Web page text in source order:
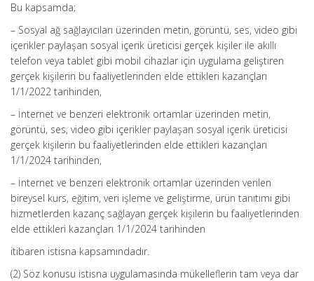
Bu kapsamda;
– Sosyal ağ sağlayıcıları üzerinden metin, görüntü, ses, video gibi
içerikler paylaşan sosyal içerik üreticisi gerçek kişiler ile akıllı
telefon veya tablet gibi mobil cihazlar için uygulama geliştiren
gerçek kişilerin bu faaliyetlerinden elde ettikleri kazançları
1/1/2022 tarihinden,
– İnternet ve benzeri elektronik ortamlar üzerinden metin,
görüntü, ses, video gibi içerikler paylaşan sosyal içerik üreticisi
gerçek kişilerin bu faaliyetlerinden elde ettikleri kazançları
1/1/2024 tarihinden,
– İnternet ve benzeri elektronik ortamlar üzerinden verilen
bireysel kurs, eğitim, veri işleme ve geliştirme, ürün tanıtımı gibi
hizmetlerden kazanç sağlayan gerçek kişilerin bu faaliyetlerinden
elde ettikleri kazançları 1/1/2024 tarihinden
itibaren istisna kapsamındadır.
(2) Söz konusu istisna uygulamasında mükelleflerin tam veya dar